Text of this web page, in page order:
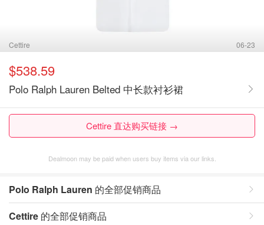
Cettire 06-23
$538.59
Polo Ralph Lauren Belted 中长款衬衫裙
Cettire 直达购买链接 →
Dealmoon may be paid when users buy items via our links.
Polo Ralph Lauren 的全部促销商品
Cettire 的全部促销商品